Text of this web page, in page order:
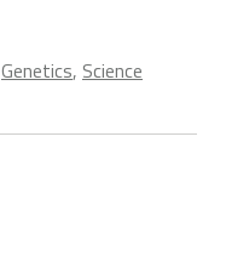
Genetics, Science